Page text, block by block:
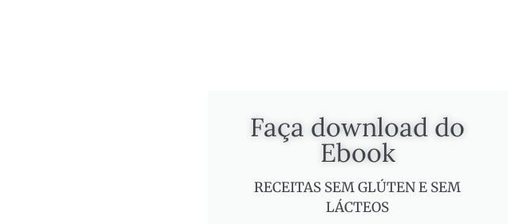
Faça download do
Ebook
RECEITAS SEM GLÚTEN E SEM
LÁCTEOS